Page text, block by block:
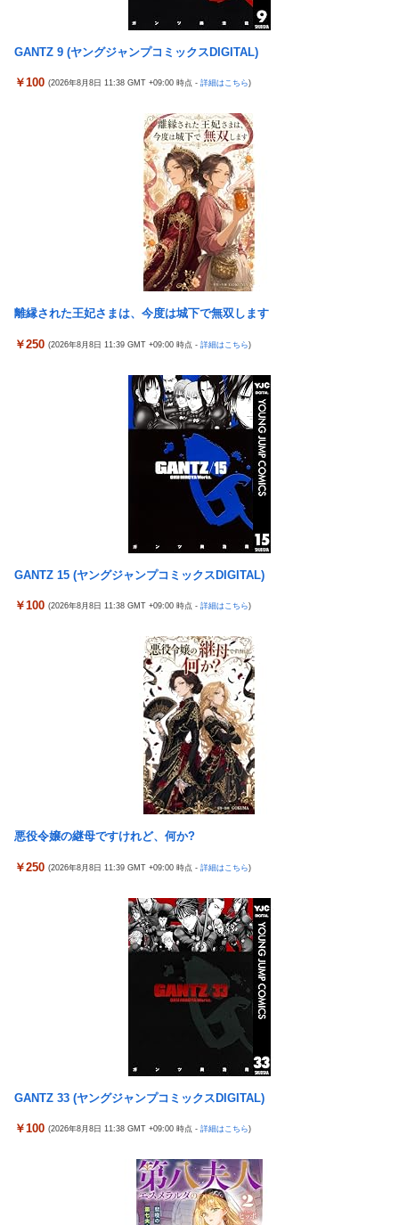
【宇崎ちゃんは遊びたい！】BiCute Bunnies Figure「宇崎花」
「宇崎月」メタリックパープルver. プライズフィギュア【ラウン
ドワン限定で展開決定】
だわ！
【艦これ】ひみつの通り道 他
【艦これ】ナマケモノアガノウサギ 他
海外「日本は戦勝国なんだよ」 戦後の日本人の特別な生き様に各
【画像】居酒屋さん、6人で長居して会計4939円しか使わない客
にお気持ち表明してしまう←コレどっちが悪いんや？？？？？？
女芸人の吉住さん（36）メイクしたら普通に美人の部類だったと
判明ｗｗｗｗｗｗｗｗｗ
【悲報】チーター、無理矢理カメラを設置されてしょんぼり顔
佐藤二朗、橋本愛との騒動で主演映画が完全白紙へｗｗｗｗｗ
ひろゆき「出馬する気ないから話さなかった」妻「それでも不誠
実だろ」→離婚協議へｗｗｗｗｗ
【悲報】瀬戸環奈がスタイルよすぎて一般男性が隣に並ぶとチン
女芸人の吉住さん（36）メイクしたら普通に美人の部類だったと
大竹しのぶ「戦争放棄の国であり続けよう」←この投稿が話題に
「ドラクエ11」攻略感想(54/クリア後)マルティナの「しんぴのビ
よ？イケないギリギリの焦らし責めに屈し膣奥深ハメ浮気」理性
【J1第1節 名古屋×清水】清水は北川の完璧なボレーと無失点で
白星スタート！ホーム公式戦での対名古屋戦の連敗を7で止める
銀シャリ・橋本「映画館でなんでみんなポップコーン食べたいん
ですか」「一番いいときにカシャカシャ…」
隣の臭デブキング貧乏揺すり背中のけぞりキョロ厨カンスケデブ
がウザすぎて心が折れそう…
5号機の時って、面白いA+ART機がたくさんあって楽しかったよ
なｗｗｗ
【悲報】「ビッグモーター」とかいう完全に逃げ切ったゴミクズ
【今はやってない】審判への性接待疑惑…大韓サッカー協会が声
明「現在は一切発生していない」
コメ卸大手さん、営業利益83％減 高値で買い込んだ米が売れず
「神聖なる場所です」靖国神社、境内におけるコスプレや軍装の
北朝鮮の弾道ミサイル部隊、ロシアのヴォロネジ州に展開か…北
朝鮮は本質的にウクライナと戦争状態に！
【今はやってない】審判への性接待疑惑…大韓サッカー協会が声
明「現在は一切発生していない」
【悲報】テレ東・田中瞳アナ、ロケ中の「勝手に撮影する人」に
【画像】 YouTubeコメント欄、キレッキレ
ラオウがサウザーに勝てないって信じられないんだが…
ひろゆき「出馬する気ないから話さなかった」妻「それでも不誠
実だろ」→離婚協議へｗｗｗｗｗ
大竹しのぶ「戦争放棄の国であり続けよう」←この投稿が話題に
【悲報】瀬戸環奈がスタイルよすぎて一般男性が隣に並ぶとチン
女芸人の吉住さん（36）メイクしたら普通に美人の部類だったと
判明ｗｗｗｗｗｗｗｗｗ
大竹しのぶ「戦争放棄の国であり続けよう」←この投稿が話題に
倉木しおりアリスJAPAN8月新作「先っぽだけなら浮気じゃない
よ？イケないギリギリの焦らし責めに屈し膣奥深ハメ浮気」理性
【虹ヶ咲】「夏はせつ泣き」がキャッチコピーの映画【ラブライ
隣の臭デブキング貧乏揺すり背中のけぞりキョロ厨カンスケデブ
【悲報】「ビッグモーター」とかいう完全に逃げ切ったゴミクズ
スマスロSAO2のガラス、粉々になってしまう…役物が近いのが
ラオウがサウザーに勝てないって信じられないんだが…
メトロイドプライム4 新品が2999円に…
ヨーロッパが中国製メガソーラーを締め出しｗｗｗ
【九州名物】鶏刺し食べた医師、全身麻痺へ…「死んだほうが良
なってしまうと世界が騒然
ストロングビデ1【ふくらすずめ】
野田昇吾、初の準優進出目前も「一回希望」で賞典除外
【朗報】AKB48 ロッテとコラボ決定！！
高市政権に媚びて偏向報道まみれの産経新聞、コスト上昇に耐え
られず東北6県撤退を発表
【ウマ娘】コミケで配布予定だった非公式グッズ「オグリキャッ
プタマモクロスアクリル定規」意外(?)な落とし穴により配布を撤
回することに…
白星スタート！自陣からのカウンターが決まり山本桜大が決勝ゴ
『ソニーが嫌い』←まあわかる『ソニー信者が嫌い』←まあわか
る『任天堂信者が嫌い』←まあわかる
GANTZ 9 (ヤングジャンプコミックスDIGITAL)
￥100 (2026年8月8日 11:38 GMT +09:00 時点 - 詳細はこちら)
離縁された王妃さまは、今度は城下で無双します
￥250 (2026年8月8日 11:39 GMT +09:00 時点 - 詳細はこちら)
GANTZ 15 (ヤングジャンプコミックスDIGITAL)
￥100 (2026年8月8日 11:38 GMT +09:00 時点 - 詳細はこちら)
悪役令嬢の継母ですけれど、何か?
￥250 (2026年8月8日 11:39 GMT +09:00 時点 - 詳細はこちら)
GANTZ 33 (ヤングジャンプコミックスDIGITAL)
￥100 (2026年8月8日 11:38 GMT +09:00 時点 - 詳細はこちら)